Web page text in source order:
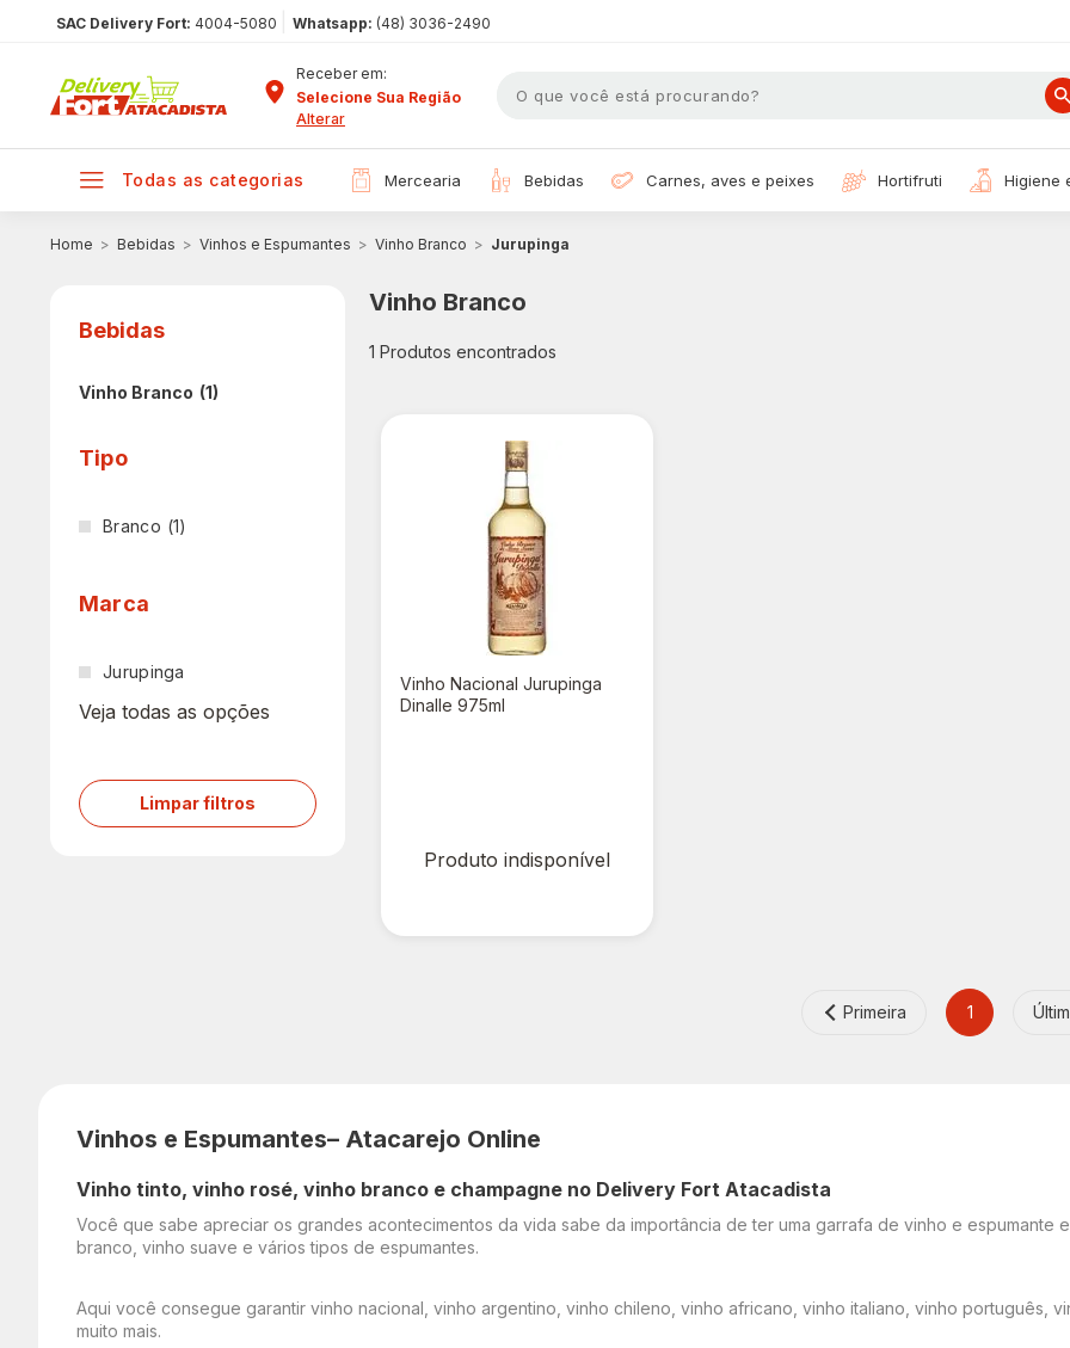
SAC Delivery Fort: 4004-5080 Whatsapp: (48) 3036-2490
Receber em:
Selecione Sua Região
Alterar
todas as categorias mercearia bebidas carnes, aves e peixes hortifruti
Bebidas Vinhos e Espumantes Vinho Branco Jurupinga
Bebidas
Vinho Branco (1)
Marca
Jurupinga
Veja todas as opções
Tipo
Branco (1)
Limpar filtros
Vinho Branco
1 Produtos encontrados
Vinho Nacional Jurupinga
Dinalle 975ml
Produto indisponível
Primeira 1
Vinhos e Espumantes– Atacarejo Online
Vinho tinto, vinho rosé, vinho branco e champagne no Delivery Fort Atacadista
Você que sabe apreciar os grandes acontecimentos da vida sabe da importância de ter uma garrafa de vinho e espumante
branco, vinho suave e vários tipos de espumantes.
Aqui você consegue garantir vinho nacional, vinho argentino, vinho chileno, vinho africano, vinho italiano, vinho português,
muito mais.